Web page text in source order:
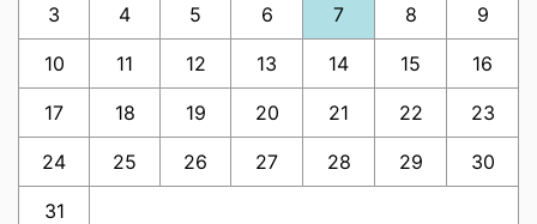
3 4 5 6 7 8 9
10 11 12 13 14 15 16
17 18 19 20 21 22 23
24 25 26 27 28 29 30
31